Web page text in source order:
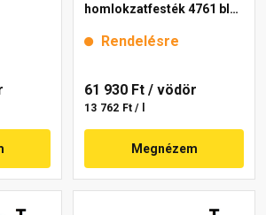
homlokzatfesték 4761 blue
Rendelésre
61 930 Ft / vödör
13 762 Ft / l
Megnézem